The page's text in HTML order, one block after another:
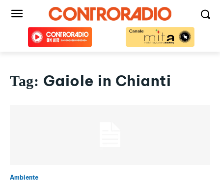
Tag: Gaiole in Chianti
Ambiente